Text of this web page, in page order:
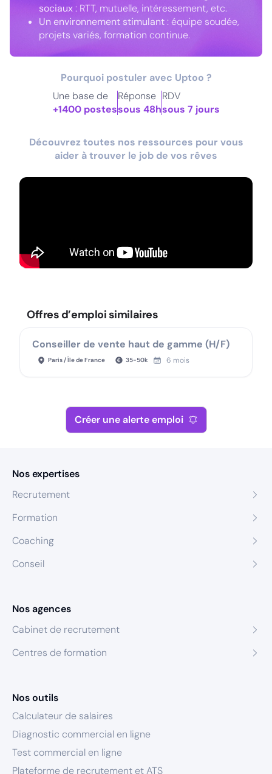
sociaux: RTT, mutuelle, intéressement, etc.
Un environnement stimulant: équipe soudée,
projets variés, formation continue.
Pourquoi postuler avec Uptoo ?
Une base de
+1400 postes
Réponse
sous 48h
RDV
sous 7 jours
Découvrez toutes nos ressources pour vous
aider à trouver le job de vos rêves
Offres d’emploi similaires
Conseiller de vente haut de gamme (H/F)
Paris / Île de France 35-50k 6 mois
Créer une alerte emploi
Nos expertises
Recrutement
Formation
Coaching
Conseil
Nos agences
Cabinet de recrutement
Centres de formation
Nos outils
Calculateur de salaires
Diagnostic commercial en ligne
Test commercial en ligne
Plateforme de recrutement et ATS